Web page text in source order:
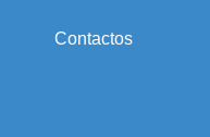
Contactos